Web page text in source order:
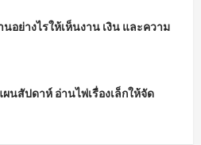
อย่างไรให้เห็นงาน เงิน และความ
นสัปดาห์ อ่านไพ่เรื่องเล็กให้จัด